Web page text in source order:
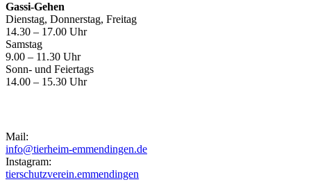
Gassi-Gehen
Dienstag, Donnerstag, Freitag
14.30 – 17.00 Uhr
Samstag
9.00 – 11.30 Uhr
Sonn- und Feiertags
14.00 – 15.30 Uhr
Mail:
info@tierheim-emmendingen.de
Instagram:
tierschutzverein.emmendingen